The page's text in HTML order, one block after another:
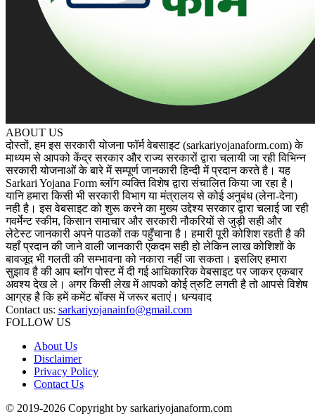
ABOUT US
दोस्तों, हम इस सरकारी योजना फॉर्म वेबसाइट (sarkariyojanaform.com) के
माध्यम से आपको केंद्र सरकार और राज्य सरकारों द्वारा चलायी जा रही विभिन्न
सरकारी योजनाओं के बारे में सम्पूर्ण जानकारी हिन्दी में प्रदान करते है। यह
Sarkari Yojana Form ब्लॉग व्यक्ति विशेष द्वारा संचालित किया जा रहा है।
यानि हमारा किसी भी सरकारी विभाग या मंत्रालय से कोई अनुबंध (लेना-देना)
नही है। इस वेबसाइट को शुरू करने का मुख्य उद्देश्य सरकार द्वारा चलाई जा रही
गवर्मेन्ट स्कीम, किसान समाचार और सरकारी नौकरियों से जुड़ी सही और
लेटेस्ट जानकारी अपने पाठकों तक पहुँचाना है। हमारी पूरी कोशिश रहती है की
यहाँ प्रदान की जाने वाली जानकारी एकदम सही हो लेकिन लाख कोशिशों के
बावजूद भी गलती की सम्भावना को नकारा नहीं जा सकता। इसलिए हमारा
सुझाव है की आप ब्लॉग पोस्ट में दी गई आधिकारिक वेबसाइट पर जाकर एकबार
अवश्य देख ले। अगर किसी लेख में आपको कोई त्रुटि लगती है तो आपसे विशेष
आग्रह है कि हमें कमेंट बॉक्स में जरूर बताएं। धन्यवाद
Contact us: sarkariyojanainfo@gmail.com
FOLLOW US
About Us
Disclaimer
Privacy Policy
Contact Us
© 2019-2026 Copyright by sarkariyojanaform.com